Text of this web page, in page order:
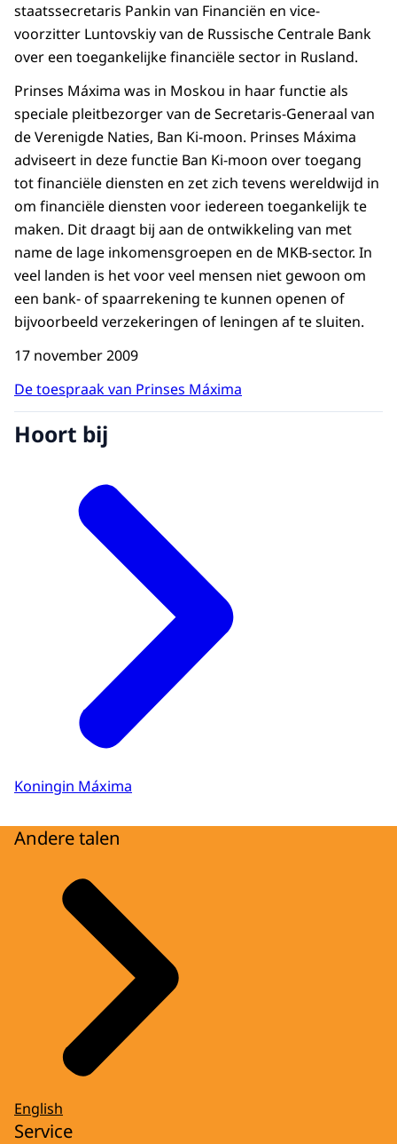
staatssecretaris Pankin van Financiën en vice-
voorzitter Luntovskiy van de Russische Centrale Bank
over een toegankelijke financiële sector in Rusland.
Prinses Máxima was in Moskou in haar functie als
speciale pleitbezorger van de Secretaris-Generaal van
de Verenigde Naties, Ban Ki-moon. Prinses Máxima
adviseert in deze functie Ban Ki-moon over toegang
tot financiële diensten en zet zich tevens wereldwijd in
om financiële diensten voor iedereen toegankelijk te
maken. Dit draagt bij aan de ontwikkeling van met
name de lage inkomensgroepen en de MKB-sector. In
veel landen is het voor veel mensen niet gewoon om
een bank- of spaarrekening te kunnen openen of
bijvoorbeeld verzekeringen of leningen af te sluiten.
17 november 2009
De toespraak van Prinses Máxima
Hoort bij
Koningin Máxima
Andere talen
English
Service